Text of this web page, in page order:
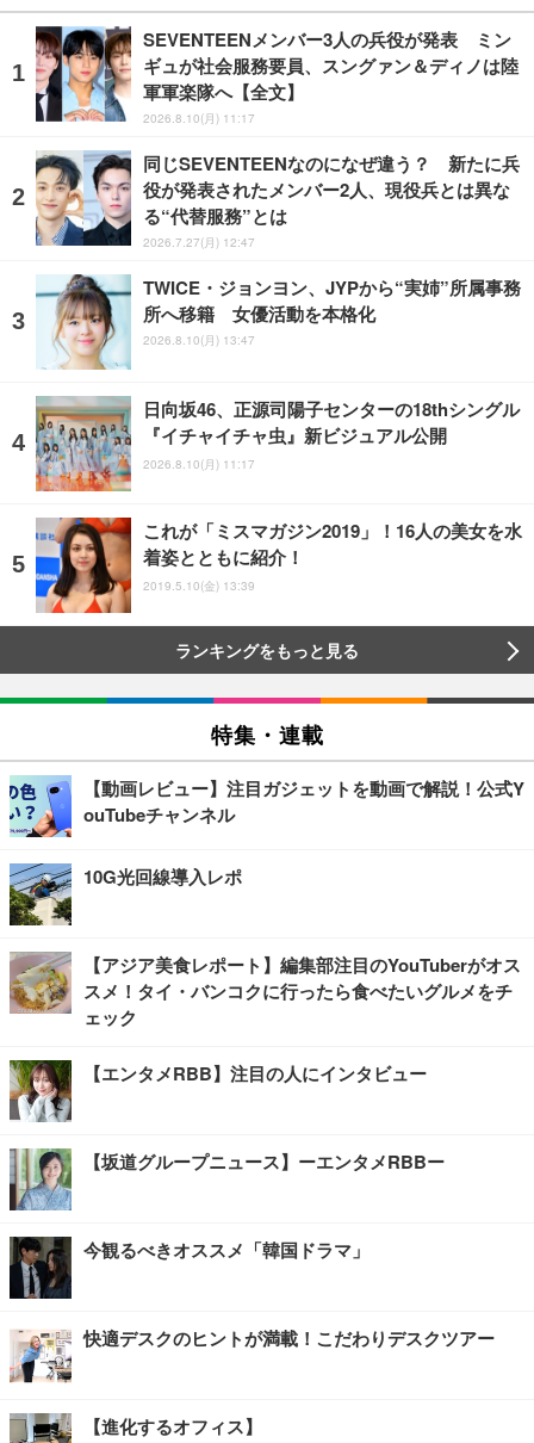
SEVENTEENメンバー3人の兵役が発表 ミン
ギュが社会服務要員、スングァン＆ディノは陸
軍軍楽隊へ【全文】
2026.8.10(月) 11:17
同じSEVENTEENなのになぜ違う？ 新たに兵
役が発表されたメンバー2人、現役兵とは異な
る“代替服務”とは
2026.7.27(月) 12:47
TWICE・ジョンヨン、JYPから“実姉”所属事務
所へ移籍 女優活動を本格化
2026.8.10(月) 13:47
日向坂46、正源司陽子センターの18thシングル
『イチャイチャ虫』新ビジュアル公開
2026.8.10(月) 11:17
これが「ミスマガジン2019」！16人の美女を水
着姿とともに紹介！
2019.5.10(金) 13:39
ランキングをもっと見る
特集・連載
【動画レビュー】注目ガジェットを動画で解説！公式Y
ouTubeチャンネル
10G光回線導入レポ
【アジア美食レポート】編集部注目のYouTuberがオス
スメ！タイ・バンコクに行ったら食べたいグルメをチ
ェック
【エンタメRBB】注目の人にインタビュー
【坂道グループニュース】ーエンタメRBBー
今観るべきオススメ「韓国ドラマ」
快適デスクのヒントが満載！こだわりデスクツアー
【進化するオフィス】